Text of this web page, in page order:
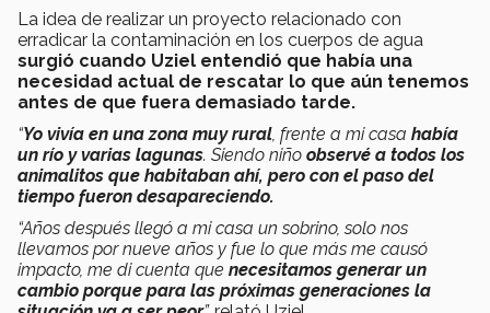
La idea de realizar un proyecto relacionado con
erradicar la contaminación en los cuerpos de agua
surgió cuando Uziel entendió que había una
necesidad actual de rescatar lo que aún tenemos
antes de que fuera demasiado tarde.
“Yo vivía en una zona muy rural, frente a mi casa había
un río y varias lagunas. Siendo niño observé a todos los
animalitos que habitaban ahí, pero con el paso del
tiempo fueron desapareciendo.
“Años después llegó a mi casa un sobrino, solo nos
llevamos por nueve años y fue lo que más me causó
impacto, me di cuenta que necesitamos generar un
cambio porque para las próximas generaciones la